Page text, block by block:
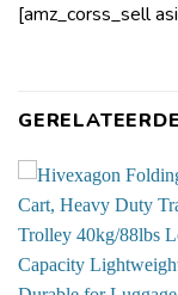
[amz_corss_sell